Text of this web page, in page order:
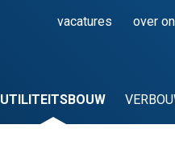
vacatures over
UTILITEITSBOUW